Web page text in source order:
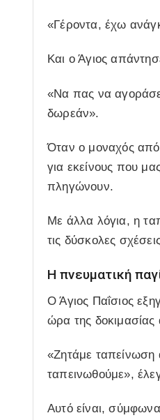
«Γέροντα, έχω
Και ο Άγιος
«Να πας να
δωρεάν».
Όταν ο μοναχός
για εκείνους που
πληγώνουν.
Με άλλα λόγια, η
τις δύσκολες
Η πνευματική
Ο Άγιος Παΐσιος
ώρα της
«Ζητάμε ταπείνωση
ταπεινωθούμε»,
Αυτό είναι,